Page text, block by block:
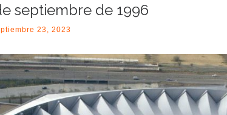
septiembre de 1996
23, 2023